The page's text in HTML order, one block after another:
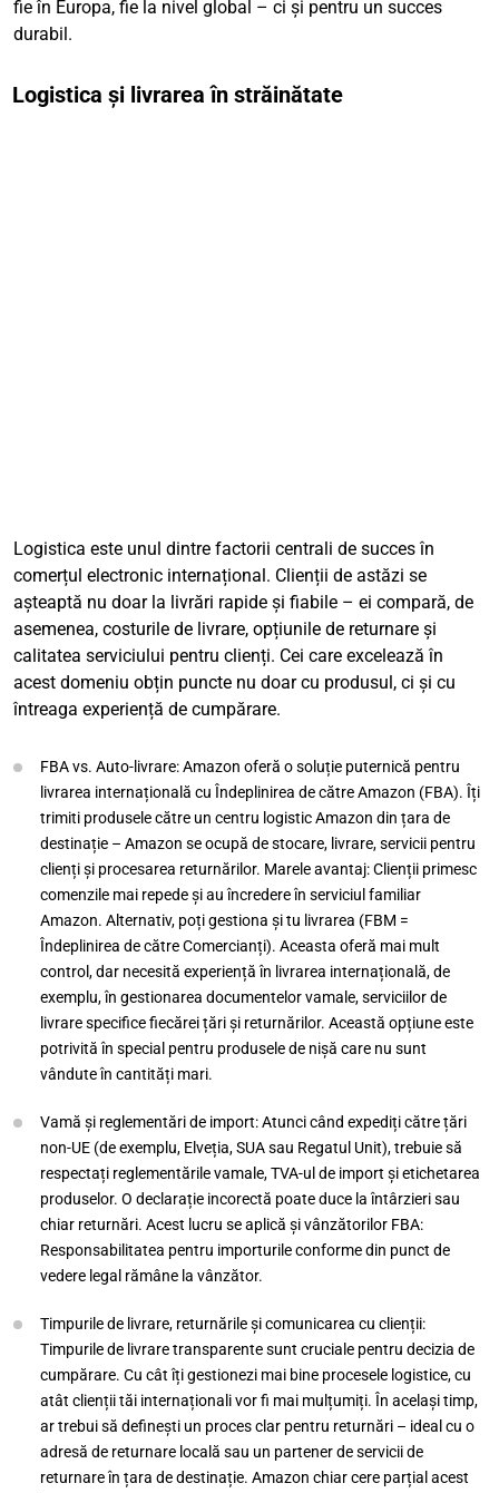
fie în Europa, fie la nivel global – ci și pentru un succes
durabil.
Logistica și livrarea în străinătate
Logistica este unul dintre factorii centrali de succes în
comerțul electronic internațional. Clienții de astăzi se
așteaptă nu doar la livrări rapide și fiabile – ei compară, de
asemenea, costurile de livrare, opțiunile de returnare și
calitatea serviciului pentru clienți. Cei care excelează în
acest domeniu obțin puncte nu doar cu produsul, ci și cu
întreaga experiență de cumpărare.
FBA vs. Auto-livrare: Amazon oferă o soluție puternică pentru
livrarea internațională cu Îndeplinirea de către Amazon (FBA). Îți
trimiti produsele către un centru logistic Amazon din țara de
destinație – Amazon se ocupă de stocare, livrare, servicii pentru
clienți și procesarea returnărilor. Marele avantaj: Clienții primesc
comenzile mai repede și au încredere în serviciul familiar
Amazon. Alternativ, poți gestiona și tu livrarea (FBM =
Îndeplinirea de către Comercianți). Aceasta oferă mai mult
control, dar necesită experiență în livrarea internațională, de
exemplu, în gestionarea documentelor vamale, serviciilor de
livrare specifice fiecărei țări și returnărilor. Această opțiune este
potrivită în special pentru produsele de nișă care nu sunt
vândute în cantități mari.
Vamă și reglementări de import: Atunci când expediți către țări
non-UE (de exemplu, Elveția, SUA sau Regatul Unit), trebuie să
respectați reglementările vamale, TVA-ul de import și etichetarea
produselor. O declarație incorectă poate duce la întârzieri sau
chiar returnări. Acest lucru se aplică și vânzătorilor FBA:
Responsabilitatea pentru importurile conforme din punct de
vedere legal rămâne la vânzător.
Timpurile de livrare, returnările și comunicarea cu clienții:
Timpurile de livrare transparente sunt cruciale pentru decizia de
cumpărare. Cu cât îți gestionezi mai bine procesele logistice, cu
atât clienții tăi internaționali vor fi mai mulțumiți. În același timp,
ar trebui să definești un proces clar pentru returnări – ideal cu o
adresă de returnare locală sau un partener de servicii de
returnare în țara de destinație. Amazon chiar cere parțial acest